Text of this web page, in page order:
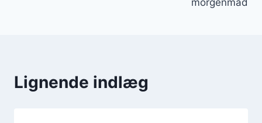
Lignende indlæg